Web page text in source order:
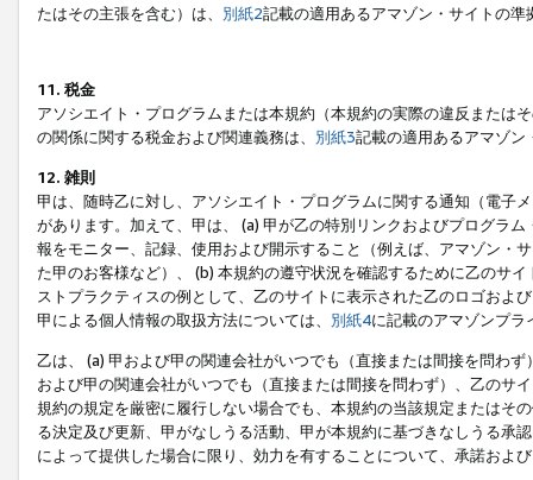
たはその主張を含む）は、 別紙2記載の適用あるアマゾン・サイトの
11. 税金
アソシエイト・プログラムまたは本規約（本規約の実際の違反または
の関係に関する税金および関連義務は、 別紙3記載の適用あるアマゾン
12. 雑則
甲は、随時乙に対し、アソシエイト・プログラムに関する通知（電子
があります。加えて、甲は、 (a) 甲が乙の特別リンクおよびプログラ
報をモニター、記録、使用および開示すること（例えば、アマゾン・
た甲のお客様など）、 (b) 本規約の遵守状況を確認するために乙のサ
ストプラクティスの例として、乙のサイトに表示された乙のロゴおよ
甲による個人情報の取扱方法については、 別紙4に記載のアマゾンプ
乙は、 (a) 甲および甲の関連会社がいつでも（直接または間接を問わ
および甲の関連会社がいつでも（直接または間接を問わず）、乙のサ
規約の規定を厳密に履行しない場合でも、本規約の当該規定またはそ
る決定及び更新、甲がなしうる活動、甲が本規約に基づきなしうる承
によって提供した場合に限り、効力を有することについて、承諾およ